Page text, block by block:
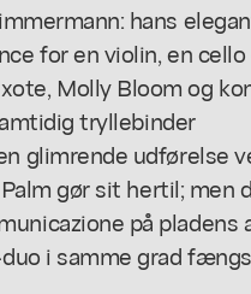
hans
for en violin, en cello
Molly Bloom og
tryllebinder
glimrende udførelse
gør sit hertil; men
på pladens
i samme grad